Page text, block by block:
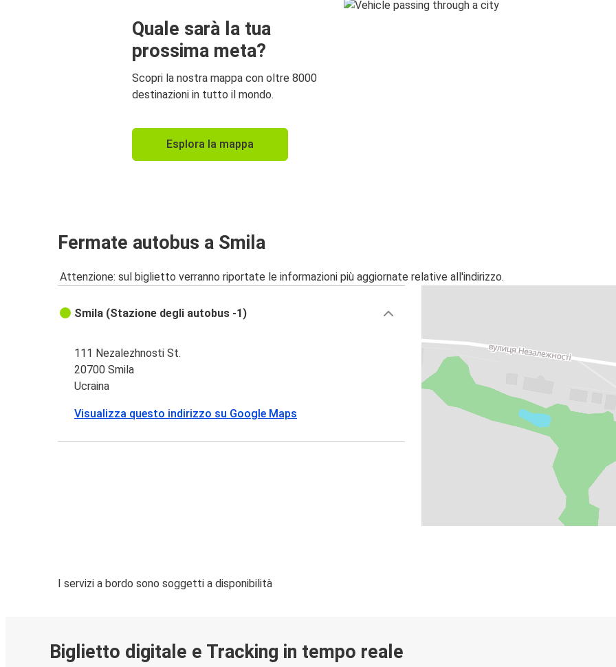
Quale sarà la tua
prossima meta?
Scopri la nostra mappa con oltre 8000
destinazioni in tutto il mondo.
Esplora la mappa
Fermate autobus a Smila
Attenzione: sul biglietto verranno riportate le informazioni più aggiornate relative all'indirizzo.
Smila (Stazione degli autobus -1)
111 Nezalezhnosti St.
20700 Smila
Ucraina
Visualizza questo indirizzo su Google Maps
I servizi a bordo sono soggetti a disponibilità
Biglietto digitale e Tracking in tempo reale